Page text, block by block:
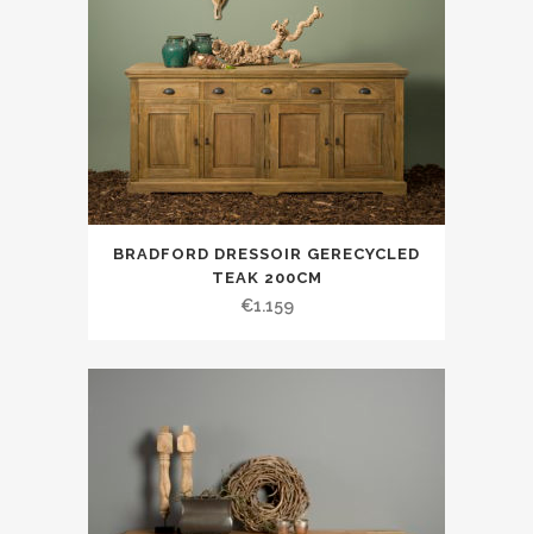
BRADFORD DRESSOIR GERECYCLED
TEAK 200CM
€1.159